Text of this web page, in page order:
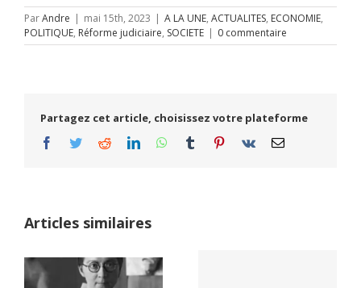
ParAndre | mai 15th, 2023 | A LA UNE, ACTUALITES, ECONOMIE,
POLITIQUE, Réforme judiciaire, SOCIETE | 0 commentaire
Partagez cet article, choisissez votre plateforme
Facebook
TwitterRedditLinkedInWhatsApp
Tumblr Pinterest
Vk Email
Articles similaires